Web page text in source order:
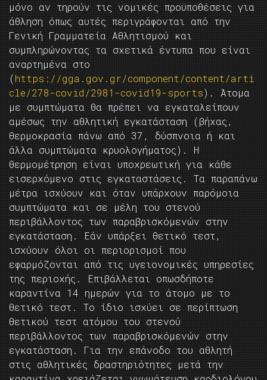
μόνο αν τηρούν τις νομικές προϋποθέσεις για
άθληση όπως αυτές περιγράφονται από την
Γενική Γραμματεία Αθλητισμού και
συμπληρώνοντας τα σχετικά έντυπα που είναι
αναρτημένα στο
(https://gga.gov.gr/component/content/arti
cle/278-covid/2981-covid19-sports). Άτομα
με συμπτώματα θα πρέπει να εγκαταλείπουν
αμέσως την αθλητική εγκατάσταση (βήχας,
θερμοκρασία πάνω από 37, δύσπνοια ή και
άλλα συμπτώματα κρυολογήματος). Η
θερμομέτρηση είναι υποχρεωτική για κάθε
εισερχόμενο στις εγκαταστάσεις. Τα παραπάνω
μέτρα ισχύουν και όταν υπάρχουν παρόμοια
συμπτώματα και σε μέλη του στενού
περιβάλλοντος των παραβρισκόμενών στην
εγκατάσταση. Εάν υπάρξει θετικό τεστ,
ισχύουν όλοι οι περιορισμοί που
εφαρμόζονται από τις υγειονομικές υπηρεσίες
της περιοχής. Επιβάλλεται οπωσδήποτε
καραντίνα 14 ημερών για το άτομο με το
θετικό τεστ. Το ίδιο ισχύει σε περίπτωση
θετικού τεστ ατόμου του στενού
περιβάλλοντος των παραβρισκόμενών στην
εγκατάσταση. Για την επάνοδο του αθλητή
στις αθλητικές δραστηριότητες μετά την